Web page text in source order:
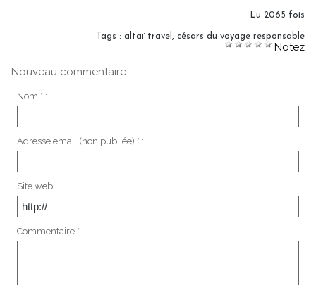
Lu 2065 fois
Tags : altaï travel , césars du voyage responsable
Notez
Nouveau commentaire :
Nom * :
Adresse email (non publiée) * :
Site web :
Commentaire * :